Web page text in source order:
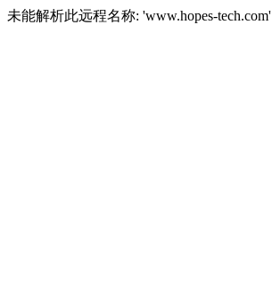
未能解析此远程名称: 'www.hopes-tech.com'